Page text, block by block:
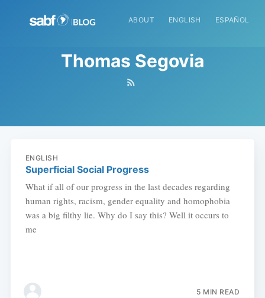
ABOUT ENGLISH ESPAÑOL
Thomas Segovia
ENGLISH
Superficial Social Progress
What if all of our progress in the last decades regarding
human rights, racism, gender equality and homophobia
was a big filthy lie. Why do I say this? Well it occurs to
me
5 MIN READ